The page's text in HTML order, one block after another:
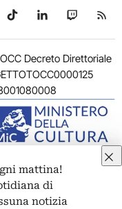
su Telegram
Seguici su TikTok
Seguici su
Seguici
Decreto Direttoriale
Emanuele II, 287 –
dati personali
mattina!
di
notizia